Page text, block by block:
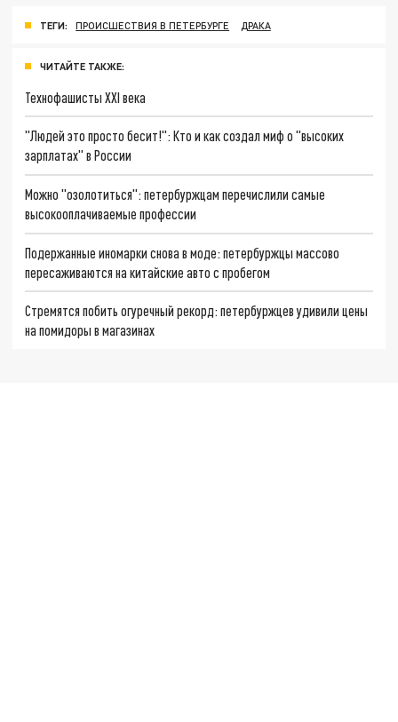
ТЕГИ: ПРОИСШЕСТВИЯ В ПЕТЕРБУРГЕ ДРАКА
ЧИТАЙТЕ ТАКЖЕ:
Технофашисты XXI века
"Людей это просто бесит!": Кто и как создал миф о "высоких
зарплатах" в России
Можно "озолотиться": петербуржцам перечислили самые
высокооплачиваемые профессии
Подержанные иномарки снова в моде: петербуржцы массово
пересаживаются на китайские авто с пробегом
Стремятся побить огуречный рекорд: петербуржцев удивили цены
на помидоры в магазинах